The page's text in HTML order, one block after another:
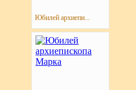
Юбилей архиепи...